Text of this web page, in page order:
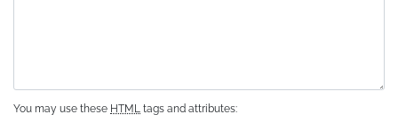
You may use these HTML tags and attributes: